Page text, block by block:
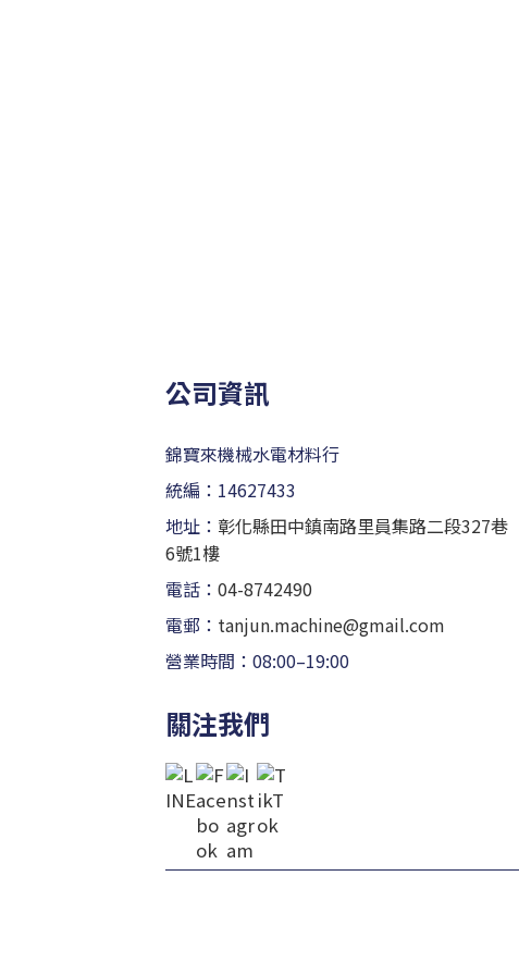
公司資訊
錦寶來機械水電材料行
統編：14627433
地址： 彰化縣田中鎮南路里員集路二段327巷
6號1樓
電話： 04-8742490
電郵： tanjun.machine@gmail.com
營業時間：08:00–19:00
關注我們